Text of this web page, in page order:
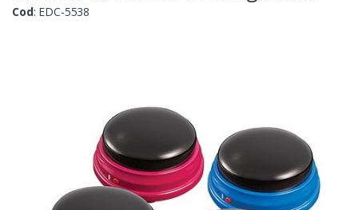
Cod: EDC-5538